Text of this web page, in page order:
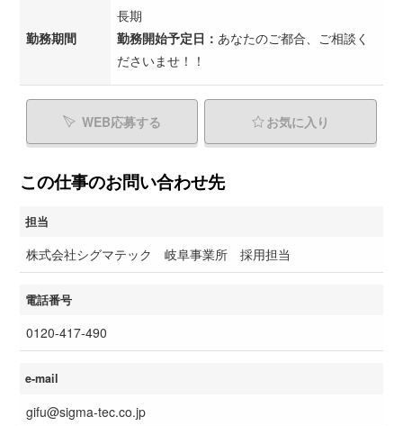
勤務期間
長期
勤務開始予定日： あなたのご都合、ご相談く
ださいませ！！
WEB応募する お気に入り
この仕事のお問い合わせ先
担当
株式会社シグマテック 岐阜事業所 採用担当
電話番号
0120-417-490
e-mail
gifu@sigma-tec.co.jp